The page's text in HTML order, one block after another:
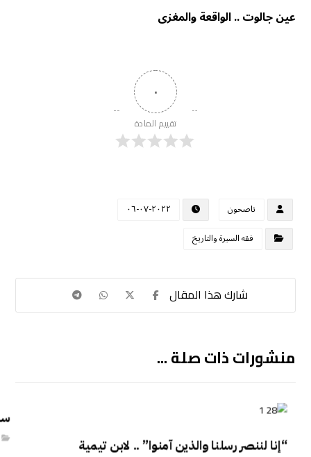
عين جالوت .. الواقعة والمغزى
٠
تقييم المادة
ناصحون
٢٠٢٢-٠٧-٠٦
فقه السيرة والتاريخ
منشورات ذات صلة ...
“إنا لننصر رسلنا والذين آمنوا” .. لابن تيمية